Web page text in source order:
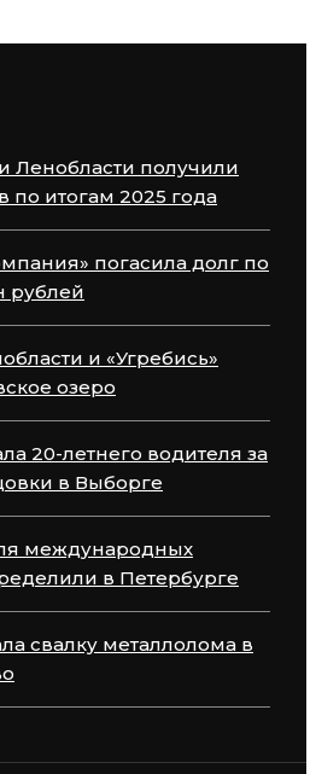
Ленобласти получили
по итогам 2025 года
погасила долг по
рублей
и «Угребись»
озеро
20-летнего водителя за
в Выборге
международных
в Петербурге
свалку металлолома в